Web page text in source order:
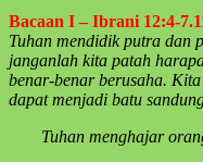
Bacaan I – Ibrani 12:4-
Tuhan mendidik putra dan
janganlah kita patah
benar-benar berusaha.
dapat menjadi batu
Tuhan menghajar